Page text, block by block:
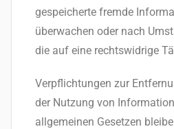
gespeicherte fremde
überwachen oder nach
die auf eine rechtswidrige
Verpflichtungen zur
der Nutzung von
allgemeinen Gesetzen